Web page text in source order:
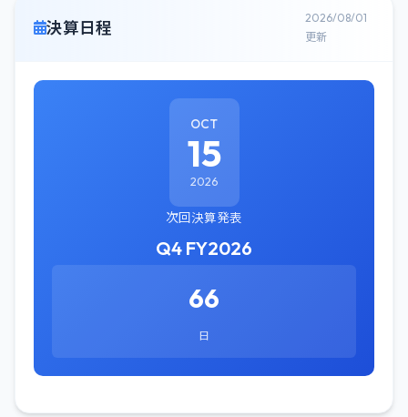
決算日程
2026/08/01
更新
OCT
15
2026
次回決算発表
Q4 FY2026
66
日